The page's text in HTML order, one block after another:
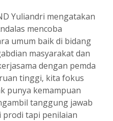
Yuliandri mengatakan
mencoba
umum baik di bidang
masyarakat dan
dengan pemda
tinggi, kita fokus
punya kemampuan
tanggung jawab
prodi tapi penilaian